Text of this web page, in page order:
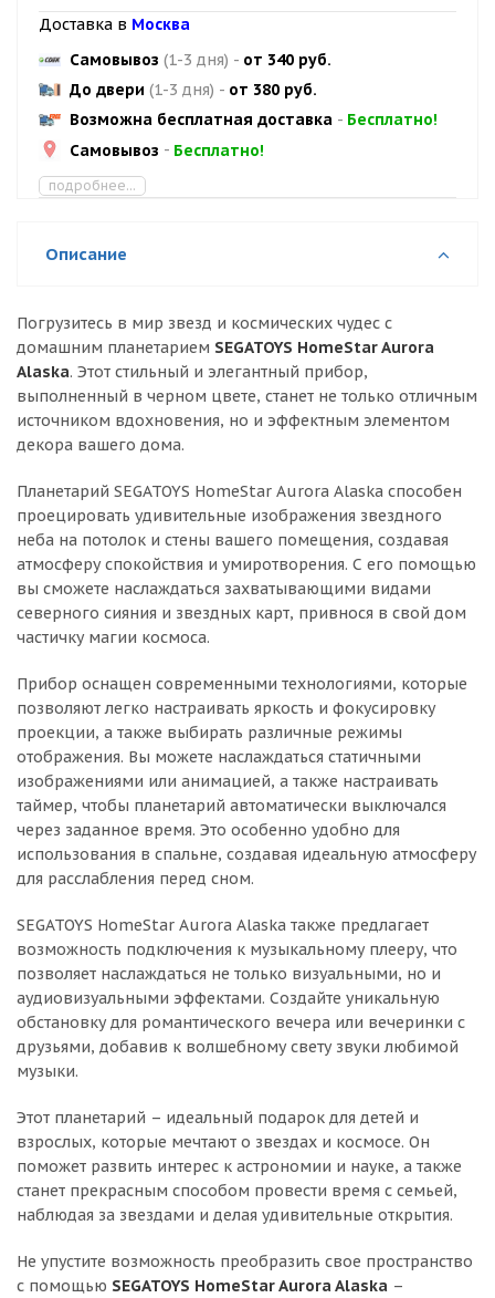
Доставка в Москва
Самовывоз (1-3 дня) - от 340 руб.
До двери (1-3 дня) - от 380 руб.
Возможна бесплатная доставка - Бесплатно!
Самовывоз - Бесплатно!
подробнее...
Описание
Погрузитесь в мир звезд и космических чудес с
домашним планетарием SEGATOYS HomeStar Aurora
Alaska. Этот стильный и элегантный прибор,
выполненный в черном цвете, станет не только отличным
источником вдохновения, но и эффектным элементом
декора вашего дома.
Планетарий SEGATOYS HomeStar Aurora Alaska способен
проецировать удивительные изображения звездного
неба на потолок и стены вашего помещения, создавая
атмосферу спокойствия и умиротворения. С его помощью
вы сможете наслаждаться захватывающими видами
северного сияния и звездных карт, привнося в свой дом
частичку магии космоса.
Прибор оснащен современными технологиями, которые
позволяют легко настраивать яркость и фокусировку
проекции, а также выбирать различные режимы
отображения. Вы можете наслаждаться статичными
изображениями или анимацией, а также настраивать
таймер, чтобы планетарий автоматически выключался
через заданное время. Это особенно удобно для
использования в спальне, создавая идеальную атмосферу
для расслабления перед сном.
SEGATOYS HomeStar Aurora Alaska также предлагает
возможность подключения к музыкальному плееру, что
позволяет наслаждаться не только визуальными, но и
аудиовизуальными эффектами. Создайте уникальную
обстановку для романтического вечера или вечеринки с
друзьями, добавив к волшебному свету звуки любимой
музыки.
Этот планетарий – идеальный подарок для детей и
взрослых, которые мечтают о звездах и космосе. Он
поможет развить интерес к астрономии и науке, а также
станет прекрасным способом провести время с семьей,
наблюдая за звездами и делая удивительные открытия.
Не упустите возможность преобразить свое пространство
с помощью SEGATOYS HomeStar Aurora Alaska –